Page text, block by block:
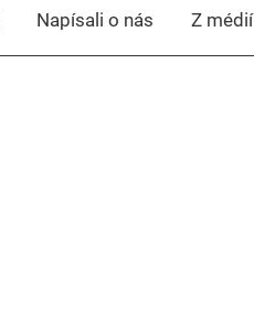
Napísali o nás Z médií